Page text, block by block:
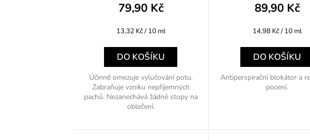
79,90 Kč
Měrná
13,32 Kč / 10 ml
DO KOŠÍKU
Účinně omezuje vylučování potu.
Zabraňuje vzniku nepříjemných
pachů. Nezanechává žádné stopy na
oblečení.
89,90 Kč
Měrná
14,98 Kč / 10 ml
DO KOŠÍKU
Antiperspirační blokátor a
pocení.